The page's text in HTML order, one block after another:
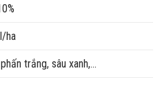
ha
trắng, sâu xanh,...